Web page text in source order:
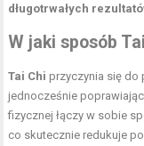
długotrwałych
W jaki sposób
Tai Chi przyczynia się do
jednocześnie
fizycznej łączy w sobie
co skutecznie redukuje